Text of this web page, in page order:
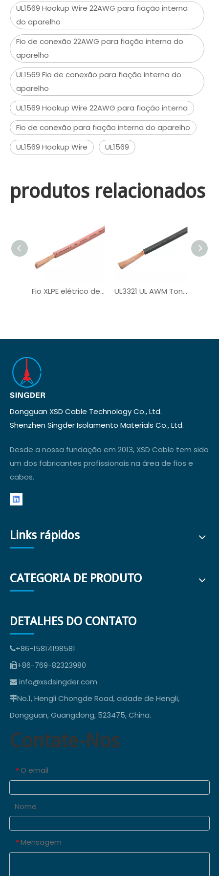
UL1569 Hookup Wire 22AWG para fiação interna
do aparelho
Fio de conexão 22AWG para fiação interna do
aparelho
UL1569 Fio de conexão para fiação interna do
aparelho
UL1569 Hookup Wire 22AWG para fiação interna
Fio de conexão para fiação interna do aparelho
UL1569 Hookup Wire
UL1569
produtos relacionados
Fio XLPE elétrico de núcleo único UL3321 UL3321 UL AWM Tonned Copper PV Wire
Dongguan XSD Cable Technology Co., Ltd.
Shenzhen Singder Isolamento Materials Co., Ltd.
Desde a nossa fundação em 2013, XSD Cable tem sido
um dos fabricantes profissionais na área de fios e
cabos.
Links rápidos
CATEGORIA DE PRODUTO
DETALHES DO CONTATO
+86-15814198581
+86-769-82323980
 info@xsdsingder.com
No.1, Hengli Chongde Road, cidade de Hengli,
Dongguan, Guangdong, 523475, China.
Contate-Nos
* O email
Nome
* Mensagem